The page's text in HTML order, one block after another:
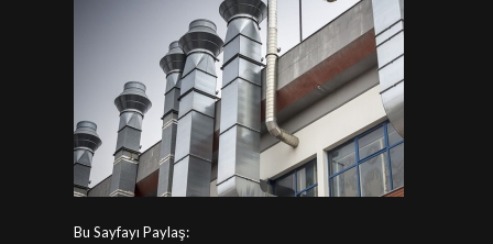
Bu Sayfayı Paylaş: